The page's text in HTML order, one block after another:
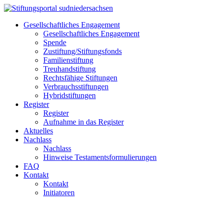
Gesellschaftliches Engagement
Gesellschaftliches Engagement
Spende
Zustiftung/Stiftungsfonds
Familienstiftung
Treuhandstiftung
Rechtsfähige Stiftungen
Verbrauchsstiftungen
Hybridstiftungen
Register
Register
Aufnahme in das Register
Aktuelles
Nachlass
Nachlass
Hinweise Testamentsformulierungen
FAQ
Kontakt
Kontakt
Initiatoren